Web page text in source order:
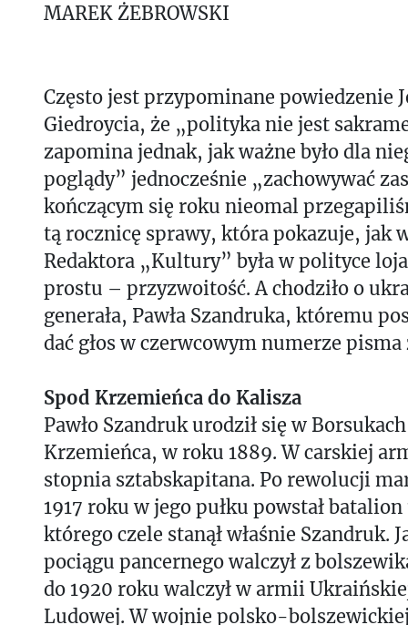
MAREK ŻEBROWSKI
Często jest przypominane powiedzenie
Giedroycia, że „polityka nie jest
zapomina jednak, jak ważne było dla
poglądy” jednocześnie „zachowywać
kończącym się roku nieomal
tą rocznicę sprawy, która pokazuje, jak
Redaktora „Kultury” była w polityce
prostu – przyzwoitość. A chodziło o
generała, Pawła Szandruka, któremu
dać głos w czerwcowym numerze pisma
Spod Krzemieńca do Kalisza
Pawło Szandruk urodził się w
Krzemieńca, w roku 1889. W carskiej
stopnia sztabskapitana. Po rewolucji
1917 roku w jego pułku powstał
którego czele stanął właśnie Szandruk.
pociągu pancernego walczył z
do 1920 roku walczył w armii
Ludowej. W wojnie polsko-bolszewickiej